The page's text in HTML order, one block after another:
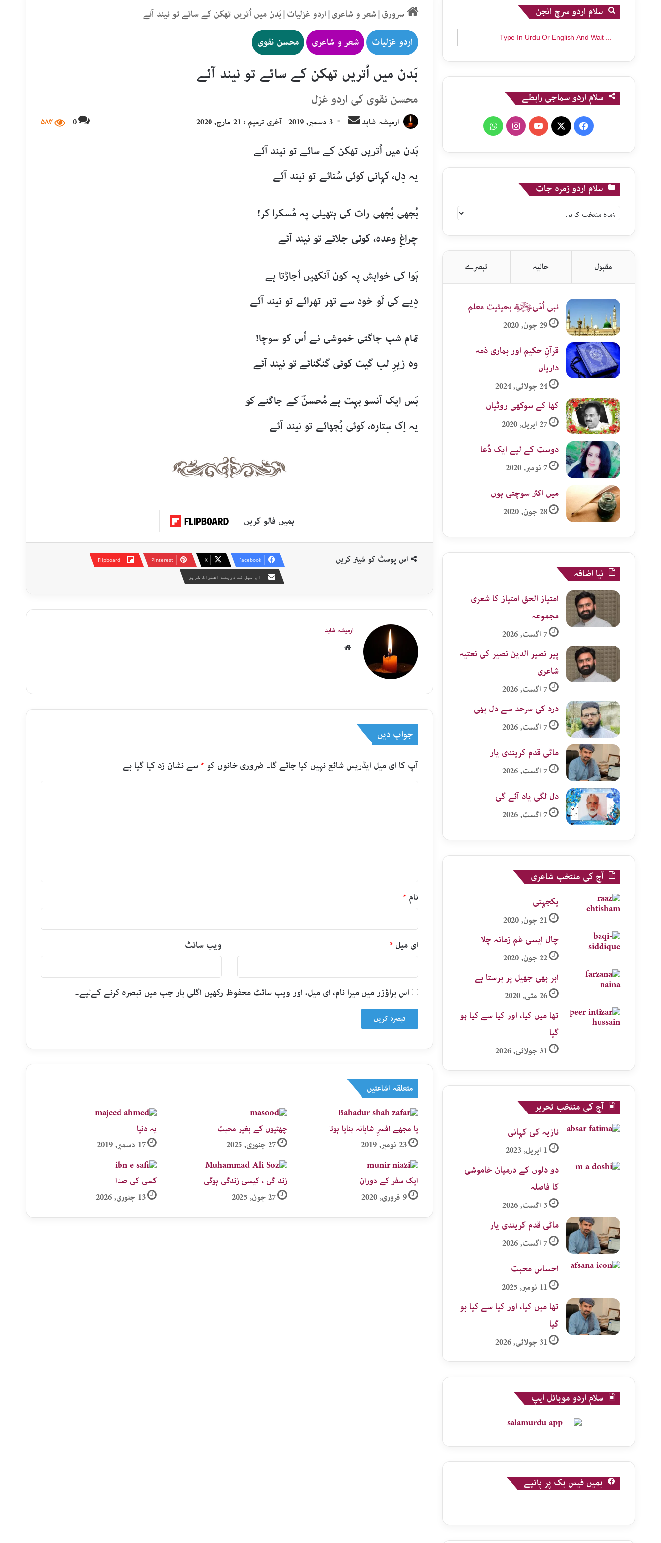
سرورق|شعر و شاعری|اردو غزلیات|بَدن میں اُتریں تھکن کے سائے تو نیند آئے
اردو غزلیات شعر و شاعری محسن نقوی
بَدن میں اُتریں تھکن کے سائے تو نیند آئے
محسن نقوی کی اردو غزل
ارمیشہ شاہد
Send3 دسمبر, 2019 آخری ترمیم : 21 مارچ, 2020 0 ۵۸۴
بَدن میں اُتریں تھکن کے سائے تو نیند آئے
یہ دِل، کہانی کوئی سُنائے تو نیند آئے
بُجھی بُجھی رات کی ہتھیلی پہ مُسکرا کر!
چراغِ وعدہ، کوئی جلائے تو نیند آئے
ہَوا کی خواہش پہ کون آنکھیں اُجاڑتا ہے
دِیے کی لَو خود سے تھر تھرائے تو نیند آئے
تمام شب جاگتی خموشی نے اُس کو سوچا!
وہ زیرِ لب گیت کوئی گنگنائے تو نیند آئے
بَس ایک آنسو بہت ہے مُحسنؔ کے جاگنے کو
یہ اِک سِتارہ، کوئی بُجھائے تو نیند آئے
ہمیں فالو کریں
اس پوسٹ کو شیئر کریں Facebook
X
Pinterest
Flipboard
ای میل کے ذریعے اشتراک کریں
ارمیشہ شاہد
جواب دیں
آپ کا ای میل ایڈریس شائع نہیں کیا جائے گا۔ ضروری خانوں کو*سے نشان زد کیا گیا ہے
نام*
ای میل* ویب‌ سائٹ
اس براؤزر میں میرا نام، ای میل، اور ویب سائٹ محفوظ رکھیں اگلی بار جب میں تبصرہ کرنے کےلیے۔
متعلقہ اشاعتیں
یا مجھے افسرِ شاہانہ بنایا ہوتا
23 نومبر, 2019
چھٹیوں کے بغیر محبت
27 جنوری, 2025
یہ دنیا
17 دسمبر, 2019
ایک سفر کے دوران
9 فروری, 2020
زند گی ، کیسی زندگی ہوگی
27 جون, 2025
کسی کی صدا
13 جنوری, 2026
سلام اردو سرچ انجن
Search
for:
سلام اردو سماجی رابطے
Facebook
X
YouTube
Instagram
WhatsApp
سلام اردو زمرہ جات
سلام
اردو
مقبول حالیہ تبصرے
نبی اُمّیﷺ بحیثیت معلم
29 جون, 2020
قرآنِ حکیم اور ہماری ذمہ
داریاں
24 جولائی, 2024
کھا کے سوکھی روٹیاں
27 اپریل, 2020
دوست کے لیے ایک دُعا
7 نومبر, 2020
میں اکثر سوچتی ہوں
28 جون, 2020
نیا اضافہ
امتیاز الحق امتیاز کا شعری
مجموعہ
7 اگست, 2026
پیر نصیر الدین نصیر کی نعتیہ
شاعری
7 اگست, 2026
درد کی سرحد سے دل بھی
7 اگست, 2026
ماٹی قدم کریندی یار
7 اگست, 2026
دل لگی یاد آئے گی
7 اگست, 2026
آج کی منتخب شاعری
یکجہتی
21 جون, 2020
چال ایسی غم زمانہ چلا
22 جون, 2020
ابر بھی جھیل پر برستا ہے
26 مئی, 2020
تھا میں کیا، اور کیا سے کیا ہو
گیا
31 جولائی, 2026
آج کی منتخب تحریر
نازیہ کی کہانی
1 اپریل, 2023
دو دلوں کے درمیان خاموشی
کا فاصلہ
3 اگست, 2026
ماٹی قدم کریندی یار
7 اگست, 2026
احساس محبت
11 نومبر, 2025
تھا میں کیا، اور کیا سے کیا ہو
گیا
31 جولائی, 2026
سلام اردو موبائل ایپ
ہمیں فیس بک پر پائیے